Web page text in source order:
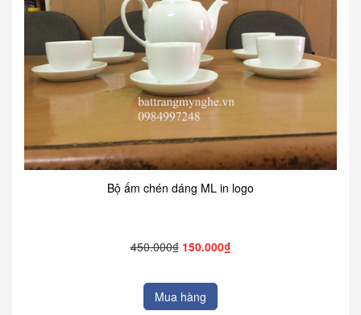
Bộ ấm chén dáng ML in logo
450.000₫ 150.000₫
Mua hàng